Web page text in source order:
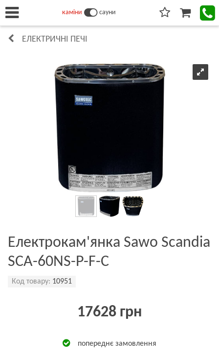
каміни сауни
ЕЛЕКТРИЧНІ ПЕЧІ
Електрокам'янка Sawo Scandia
SCA-60NS-P-F-C
Код товару: 10951
17628 грн
попереднє замовлення